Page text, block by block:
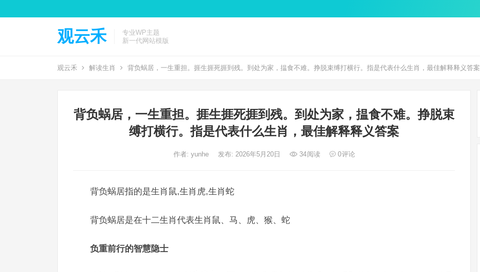
观云禾
专业WP主题
新一代网站模版
观云禾 解读生肖 背负蜗居，一生重担。捱生捱死捱到残。到处为家，揾食不难。挣脱束缚打横行。指是代表什么生肖，最佳解释释义答案
背负蜗居，一生重担。捱生捱死捱到残。到处为家，揾食不难。挣脱束
缚打横行。指是代表什么生肖，最佳解释释义答案
作者: yunhe 发布: 2026年5月20日 34阅读 0评论
背负蜗居指的是生肖鼠,生肖虎,生肖蛇
背负蜗居是在十二生肖代表生肖鼠、马、虎、猴、蛇
负重前行的智慧隐士